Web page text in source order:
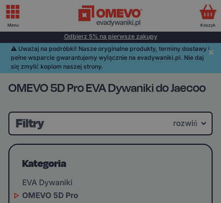
Odbierz 5% na pierwsze zakupy
⚠️️ Uważaj na podróbki! Nasze oryginalne produkty, terminy dostawy i
pełne wsparcie gwarantujemy wyłącznie na evadywaniki.pl. Nie daj
się zmylić kopiom naszej strony.
OMEVO 5D Pro EVA Dywaniki do Jaecoo
Filtry rozwiń
Kategoria
EVA Dywaniki
OMEVO 5D Pro
Menu Koszyk